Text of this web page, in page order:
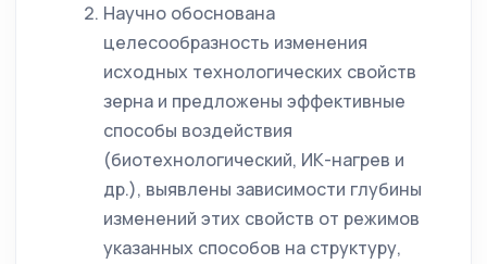
Научно обоснована
целесообразность изменения
исходных технологических свойств
зерна и предложены эффективные
способы воздействия
(биотехнологический, ИК-нагрев и
др.), выявлены зависимости глубины
изменений этих свойств от режимов
указанных способов на структуру,